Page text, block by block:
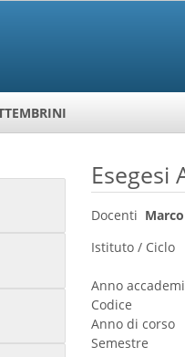
Esegesi
Docenti
Istituto / Ciclo
Anno
Codice
Anno di corso
Semestre